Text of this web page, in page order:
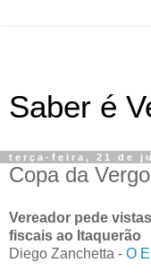
Saber é
terça-feira, 21 de
Copa da
Vereador pede
fiscais ao Itaquerão
Diego Zanchetta - O